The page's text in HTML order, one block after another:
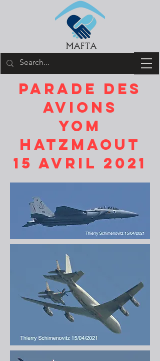
parade des
avions
yom
hatzmaout
15 avril 2021